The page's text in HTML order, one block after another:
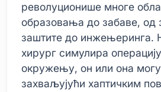
револуционише многе
образовања до забаве, од
заштите до инжењеринга.
хирург симулира
окружењу, он или она могу
захваљујући хаптичким